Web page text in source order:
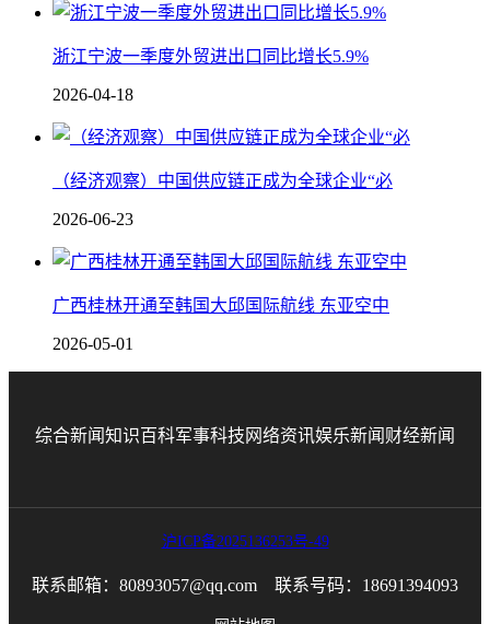
浙江宁波一季度外贸进出口同比增长5.9%
2026-04-18
（经济观察）中国供应链正成为全球企业“必
2026-06-23
广西桂林开通至韩国大邱国际航线 东亚空中
2026-05-01
综合新闻知识百科军事科技 网络资讯娱乐新闻 财经新闻
沪ICP备2025136253号-49
联系邮箱：80893057@qq.com 联系号码：18691394093